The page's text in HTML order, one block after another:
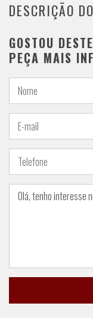
DESCRIÇÃO
GOSTOU
PEÇA MAIS